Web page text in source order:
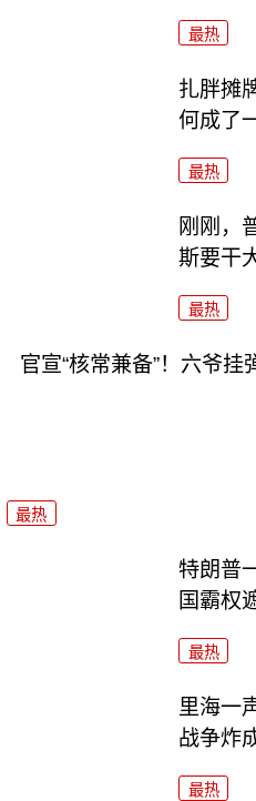
最热
扎胖摊
何成了
最热
刚刚，
斯要干
最热
官宣“核常兼备”！六爷
最热
特朗普
国霸权
最热
里海一
战争炸
最热